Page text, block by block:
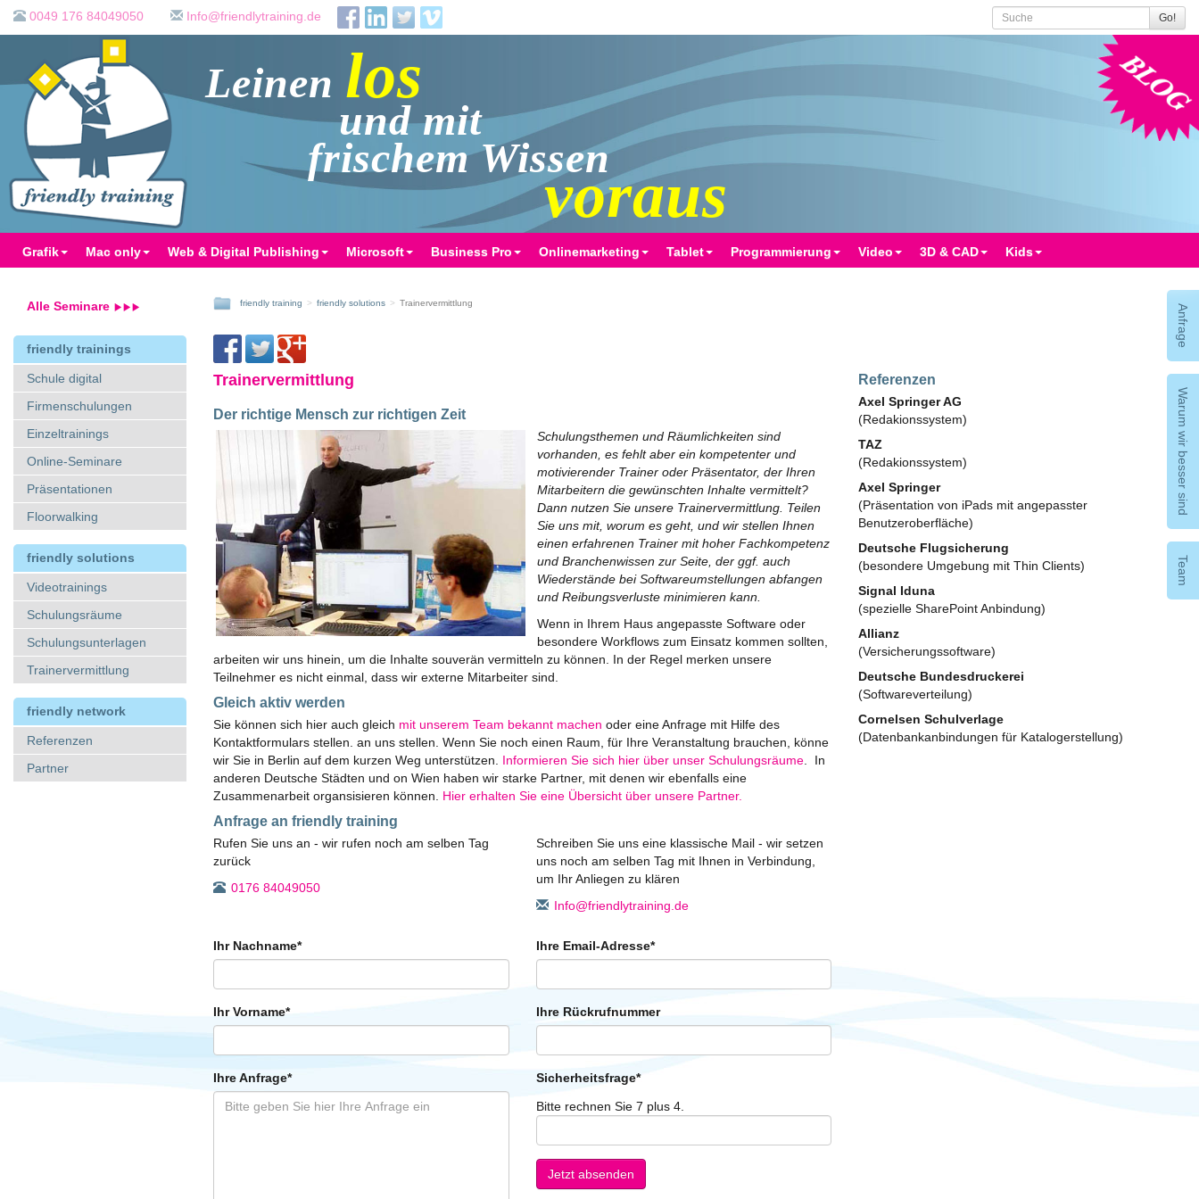
0049 176 84049050 ed.gniniartyldneirf@ofnI Go!
Blog
Leinen los
und mit
frischem Wissen
voraus
Grafik Mac only Web & Digital Publishing Microsoft Business Pro Onlinemarketing Tablet Programmierung Video 3D & CAD Kids
Alle Seminare
friendly trainings
Schule digital
Firmenschulungen
Einzeltrainings
Online-Seminare
Präsentationen
Floorwalking
friendly solutions
Videotrainings
Schulungsräume
Schulungsunterlagen
Trainervermittlung
friendly network
Referenzen
Partner
friendly training friendly solutions Trainervermittlung
Trainervermittlung
Der richtige Mensch zur richtigen Zeit
Schulungsthemen und Räumlichkeiten sind
vorhanden, es fehlt aber ein kompetenter und
motivierender Trainer oder Präsentator, der Ihren
Mitarbeitern die gewünschten Inhalte vermittelt?
Dann nutzen Sie unsere Trainervermittlung. Teilen
Sie uns mit, worum es geht, und wir stellen Ihnen
einen erfahrenen Trainer mit hoher Fachkompetenz
und Branchenwissen zur Seite, der ggf. auch
Wiederstände bei Softwareumstellungen abfangen
und Reibungsverluste minimieren kann.
Wenn in Ihrem Haus angepasste Software oder
besondere Workflows zum Einsatz kommen sollten,
arbeiten wir uns hinein, um die Inhalte souverän vermitteln zu können. In der Regel merken unsere
Teilnehmer es nicht einmal, dass wir externe Mitarbeiter sind.
Gleich aktiv werden
Sie können sich hier auch gleich mit unserem Team bekannt machen oder eine Anfrage mit Hilfe des
Kontaktformulars stellen. an uns stellen. Wenn Sie noch einen Raum, für Ihre Veranstaltung brauchen, könne
wir Sie in Berlin auf dem kurzen Weg unterstützen. Informieren Sie sich hier über unser Schulungsräume . In
anderen Deutsche Städten und on Wien haben wir starke Partner, mit denen wir ebenfalls eine
Zusammenarbeit organsisieren können. Hier erhalten Sie eine Übersicht über unsere Partner.
Anfrage an friendly training
Rufen Sie uns an - wir rufen noch am selben Tag
zurück
0176 84049050
Schreiben Sie uns eine klassische Mail - wir setzen
uns noch am selben Tag mit Ihnen in Verbindung,
um Ihr Anliegen zu klären
ed.gniniartyldneirf@ofnI
Ihr Nachname*
Ihr Vorname*
Ihre Email-Adresse*
Ihre Rückrufnummer
Ihre Anfrage* Sicherheitsfrage*
Bitte rechnen Sie 7 plus 4.
Referenzen
Axel Springer AG
(Redakionssystem)
TAZ
(Redakionssystem)
Axel Springer
(Präsentation von iPads mit angepasster
Benutzeroberfläche)
Deutsche Flugsicherung
(besondere Umgebung mit Thin Clients)
Signal Iduna
(spezielle SharePoint Anbindung)
Allianz
(Versicherungssoftware)
Deutsche Bundesdruckerei
(Softwareverteilung)
Cornelsen Schulverlage
(Datenbankanbindungen für Katalogerstellung)
Anfrage
Warum wir besser sind
Team